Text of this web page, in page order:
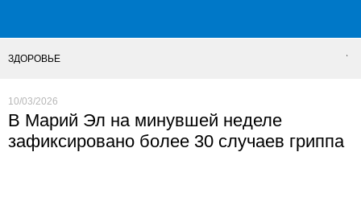
ЗДОРОВЬЕ
10/03/2026
В Марий Эл на минувшей неделе
зафиксировано более 30 случаев гриппа